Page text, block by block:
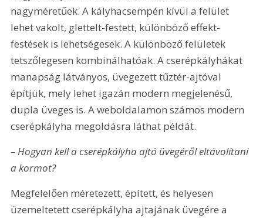
nagyméretűek. A kályhacsempén kívül a felület
lehet vakolt, glettelt-festett, különböző effekt-
festések is lehetségesek. A különböző felületek
tetszőlegesen kombinálhatóak. A cserépkályhákat
manapság látványos, üvegezett tűztér-ajtóval
építjük, mely lehet igazán modern megjelenésű,
dupla üveges is. A weboldalamon számos modern
cserépkályha megoldásra láthat példát.
– Hogyan kell a cserépkályha ajtó üvegéről eltávolítani
a kormot?
Megfelelően méretezett, épített, és helyesen
üzemeltetett cserépkályha ajtajának üvegére a